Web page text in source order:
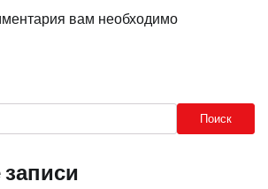
вам необходимо
Поиск